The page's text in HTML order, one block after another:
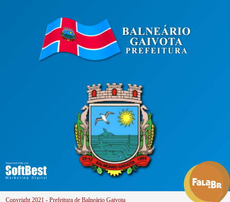
Copyright 2021 - Prefeitura de Balneário Gaivota